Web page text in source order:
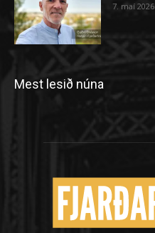
7. maí 2026
Mest lesið núna